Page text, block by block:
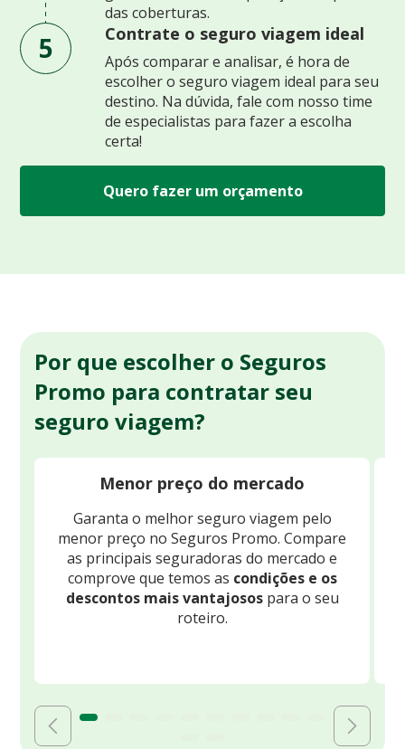
das coberturas.
5 Contrate o seguro viagem ideal
Após comparar e analisar, é hora de
escolher o seguro viagem ideal para seu
destino. Na dúvida, fale com nosso time
de especialistas para fazer a escolha
certa!
Quero fazer um orçamento
Por que escolher o Seguros
Promo para contratar seu
seguro viagem?
Menor preço do mercado
Garanta o melhor seguro viagem pelo
menor preço no Seguros Promo. Compare
as principais seguradoras do mercado e
comprove que temos as condições e os
descontos mais vantajosospara o seu
roteiro.